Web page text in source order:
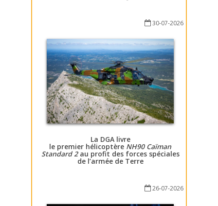
30-07-2026
La DGA livre
le premier hélicoptère NH90 Caïman
Standard 2au profit des forces spéciales
de l’armée de Terre
26-07-2026